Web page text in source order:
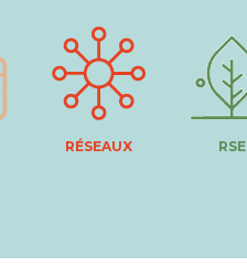
RÉSEAUX RSE